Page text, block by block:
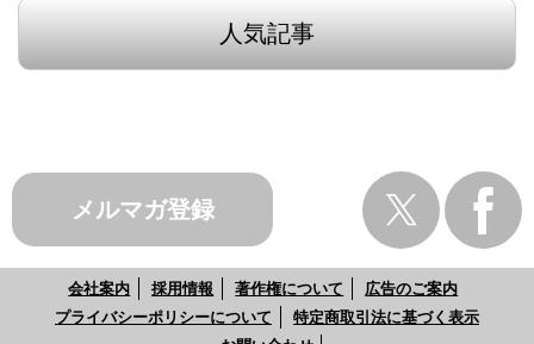
人気記事
メルマガ登録
会社案内 採用情報 著作権について
広告のご案内
プライバシーポリシーについて
特定商取引法に基づく表示